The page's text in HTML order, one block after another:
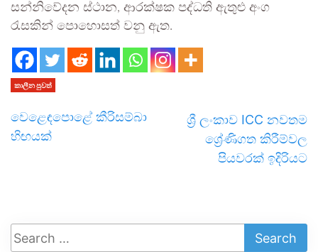
සන්නිවේදන ස්ථාන, ආරක්ෂක පද්ධති ඇතුළු අංග
රැසකින් පොහොසත් වනු ඇත.
කාලීන පුවත්
වෙළෙඳපොළේ කීරිසම්බා
හිඟයක්
ශ්‍රී ලංකාව ICC නවතම
ශ්‍රේණිගත කිරීම්වල
පියවරක් ඉදිරියට